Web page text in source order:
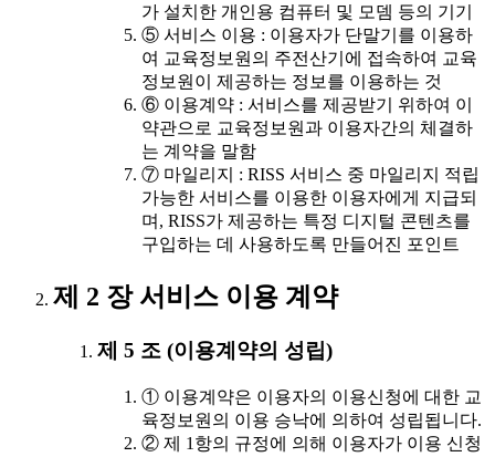
가 설치한 개인용 컴퓨터 및 모뎀 등의 기기
⑤ 서비스 이용 : 이용자가 단말기를 이용하
여 교육정보원의 주전산기에 접속하여 교육
정보원이 제공하는 정보를 이용하는 것
⑥ 이용계약 : 서비스를 제공받기 위하여 이
약관으로 교육정보원과 이용자간의 체결하
는 계약을 말함
⑦ 마일리지 : RISS 서비스 중 마일리지 적립
가능한 서비스를 이용한 이용자에게 지급되
며, RISS가 제공하는 특정 디지털 콘텐츠를
구입하는 데 사용하도록 만들어진 포인트
제 2 장 서비스 이용 계약
제 5 조 (이용계약의 성립)
① 이용계약은 이용자의 이용신청에 대한 교
육정보원의 이용 승낙에 의하여 성립됩니다.
② 제 1항의 규정에 의해 이용자가 이용 신청